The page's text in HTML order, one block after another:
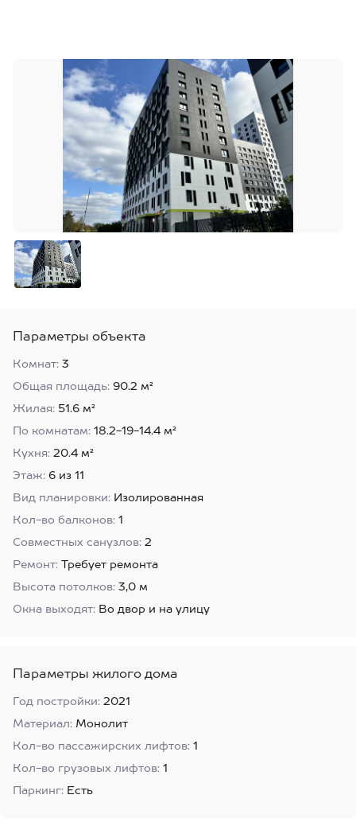
Параметры объекта
Комнат: 3
Общая площадь: 90.2 м²
Жилая: 51.6 м²
По комнатам: 18.2-19-14.4 м²
Кухня: 20.4 м²
Этаж: 6 из 11
Вид планировки: Изолированная
Кол-во балконов: 1
Совместных санузлов: 2
Ремонт: Требует ремонта
Высота потолков: 3,0 м
Окна выходят: Во двор и на улицу
Параметры жилого дома
Год постройки: 2021
Материал: Монолит
Кол-во пассажирских лифтов: 1
Кол-во грузовых лифтов: 1
Паркинг: Есть